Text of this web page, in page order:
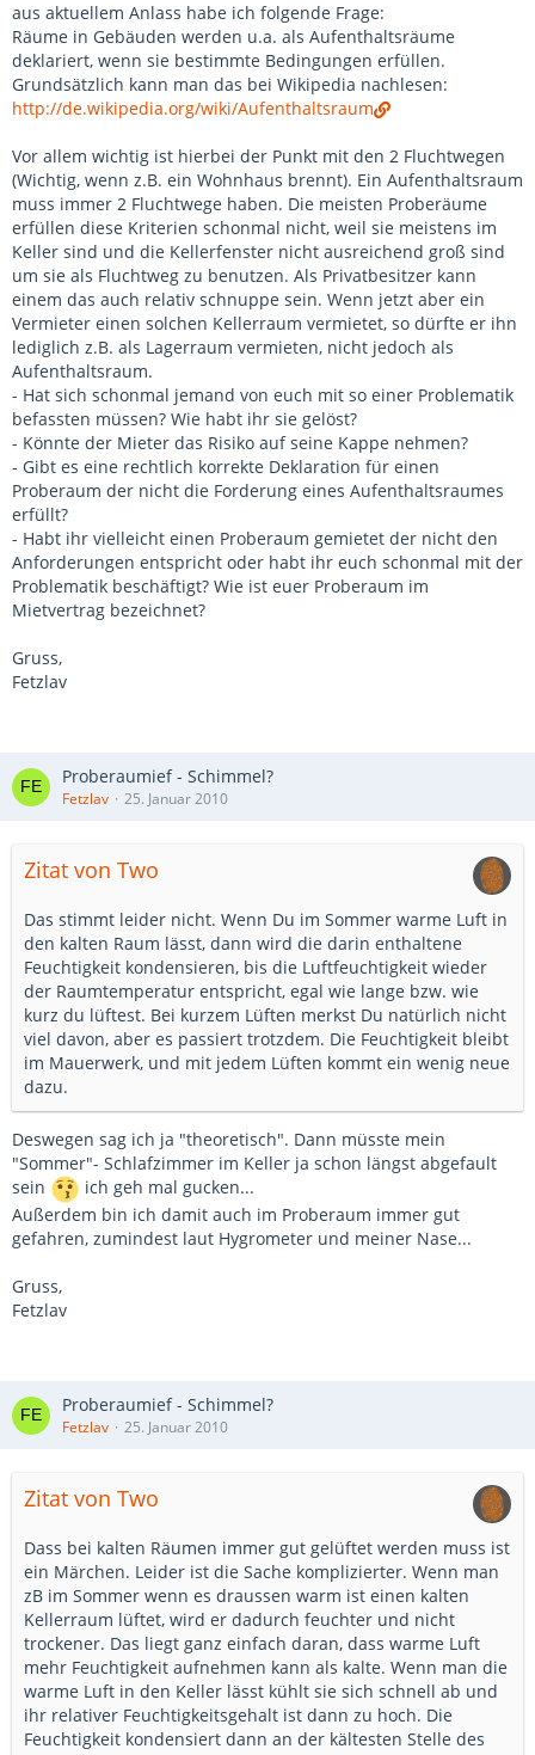
aus aktuellem Anlass habe ich folgende Frage:
Räume in Gebäuden werden u.a. als Aufenthaltsräume
deklariert, wenn sie bestimmte Bedingungen erfüllen.
Grundsätzlich kann man das bei Wikipedia nachlesen:
http://de.wikipedia.org/wiki/Aufenthaltsraum
Vor allem wichtig ist hierbei der Punkt mit den 2 Fluchtwegen
(Wichtig, wenn z.B. ein Wohnhaus brennt). Ein Aufenthaltsraum
muss immer 2 Fluchtwege haben. Die meisten Proberäume
erfüllen diese Kriterien schonmal nicht, weil sie meistens im
Keller sind und die Kellerfenster nicht ausreichend groß sind
um sie als Fluchtweg zu benutzen. Als Privatbesitzer kann
einem das auch relativ schnuppe sein. Wenn jetzt aber ein
Vermieter einen solchen Kellerraum vermietet, so dürfte er ihn
lediglich z.B. als Lagerraum vermieten, nicht jedoch als
Aufenthaltsraum.
- Hat sich schonmal jemand von euch mit so einer Problematik
befassten müssen? Wie habt ihr sie gelöst?
- Könnte der Mieter das Risiko auf seine Kappe nehmen?
- Gibt es eine rechtlich korrekte Deklaration für einen
Proberaum der nicht die Forderung eines Aufenthaltsraumes
erfüllt?
- Habt ihr vielleicht einen Proberaum gemietet der nicht den
Anforderungen entspricht oder habt ihr euch schonmal mit der
Problematik beschäftigt? Wie ist euer Proberaum im
Mietvertrag bezeichnet?
Gruss,
Fetzlav
Proberaumief - Schimmel?
Fetzlav 25. Januar 2010
Zitat von Two
Das stimmt leider nicht. Wenn Du im Sommer warme Luft in
den kalten Raum lässt, dann wird die darin enthaltene
Feuchtigkeit kondensieren, bis die Luftfeuchtigkeit wieder
der Raumtemperatur entspricht, egal wie lange bzw. wie
kurz du lüftest. Bei kurzem Lüften merkst Du natürlich nicht
viel davon, aber es passiert trotzdem. Die Feuchtigkeit bleibt
im Mauerwerk, und mit jedem Lüften kommt ein wenig neue
dazu.
Deswegen sag ich ja "theoretisch". Dann müsste mein
"Sommer"- Schlafzimmer im Keller ja schon längst abgefault
sein
ich geh mal gucken...
Außerdem bin ich damit auch im Proberaum immer gut
gefahren, zumindest laut Hygrometer und meiner Nase...
Gruss,
Fetzlav
Proberaumief - Schimmel?
Fetzlav 25. Januar 2010
Zitat von Two
Dass bei kalten Räumen immer gut gelüftet werden muss ist
ein Märchen. Leider ist die Sache komplizierter. Wenn man
zB im Sommer wenn es draussen warm ist einen kalten
Kellerraum lüftet, wird er dadurch feuchter und nicht
trockener. Das liegt ganz einfach daran, dass warme Luft
mehr Feuchtigkeit aufnehmen kann als kalte. Wenn man die
warme Luft in den Keller lässt kühlt sie sich schnell ab und
ihr relativer Feuchtigkeitsgehalt ist dann zu hoch. Die
Feuchtigkeit kondensiert dann an der kältesten Stelle des